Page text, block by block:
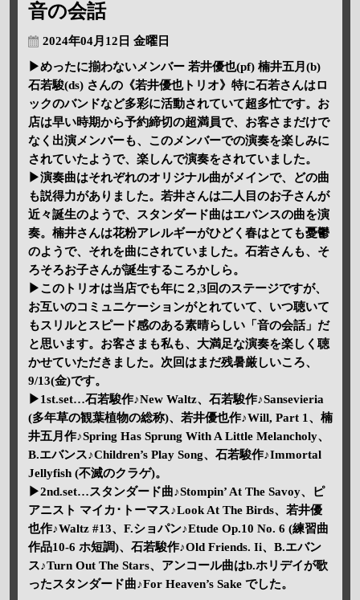
音の会話
2024年04月12日 金曜日
▶めったに揃わないメンバー 若井優也(pf) 楠井五月(b)
石若駿(ds) さんの《若井優也トリオ》特に石若さんはロ
ックのバンドなど多彩に活動されていて超多忙です。お
店は早い時期から予約締切の超満員で、お客さまだけで
なく出演メンバーも、このメンバーでの演奏を楽しみに
されていたようで、楽しんで演奏をされていました。
▶演奏曲はそれぞれのオリジナル曲がメインで、どの曲
も説得力がありました。若井さんは二人目のお子さんが
近々誕生のようで、スタンダード曲はエバンスの曲を演
奏。楠井さんは花粉アレルギーがひどく春はとても憂鬱
のようで、それを曲にされていました。石若さんも、そ
ろそろお子さんが誕生するころかしら。
▶このトリオは当店でも年に２,3回のステージですが、
お互いのコミュニケーションがとれていて、いつ聴いて
もスリルとスピード感のある素晴らしい「音の会話」だ
と思います。お客さまも私も、大満足な演奏を楽しく聴
かせていただきました。次回はまだ残暑厳しいころ、
9/13(金)です。
▶1st.set…石若駿作♪New Waltz、石若駿作♪Sansevieria
(多年草の観葉植物の総称)、若井優也作♪Will, Part 1、楠
井五月作♪Spring Has Sprung With A Little Melancholy、
B.エバンス♪Children’s Play Song、石若駿作♪Immortal
Jellyfish (不滅のクラゲ)。
▶2nd.set…スタンダード曲♪Stompin’ At The Savoy、ピ
アニスト マイカ･トーマス♪Look At The Birds、若井優
也作♪Waltz #13、F.ショパン♪Etude Op.10 No. 6 (練習曲
作品10-6 ホ短調)、石若駿作♪Old Friends. Ii、B.エバン
ス♪Turn Out The Stars、アンコール曲はb.ホリデイが歌
ったスタンダード曲♪For Heaven’s Sake でした。